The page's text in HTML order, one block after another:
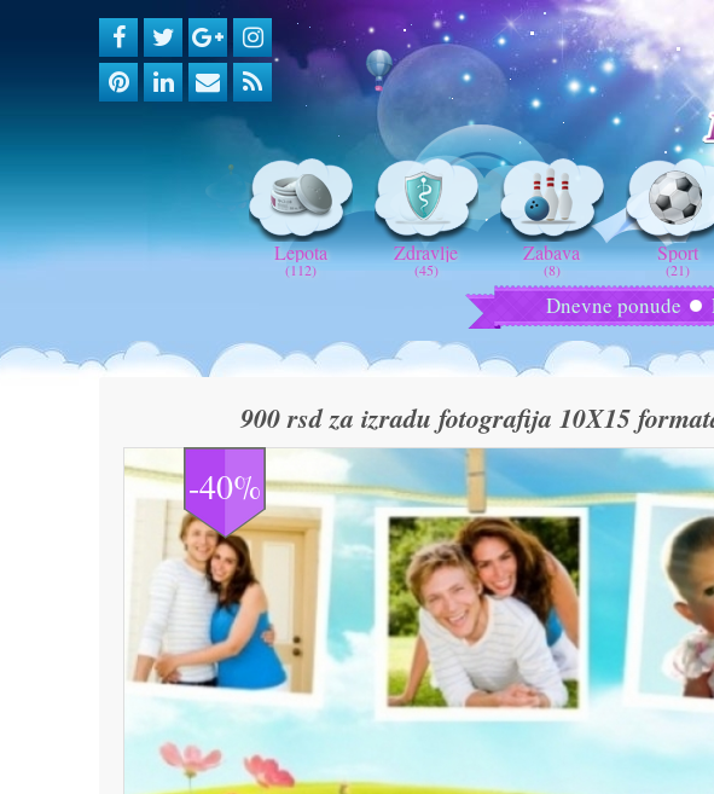
Lepota
(112)
Zdravlje
(45)
Zabava
(8)
Sport
(21)
Dnevne ponude
900 rsd za izradu fotografija 10X15
-40%